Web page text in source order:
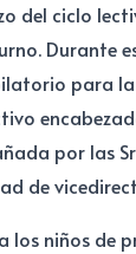
del ciclo
Durante
para la
por las
de
los niños de